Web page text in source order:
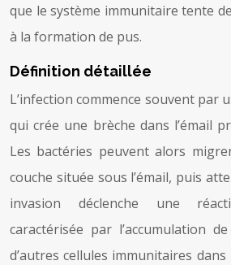
que le système immunitaire tente
à la formation de pus.
Définition détaillée
L’infection commence souvent par
qui crée une brèche dans l’émail
Les bactéries peuvent alors
couche située sous l’émail, puis
invasion déclenche une
caractérisée par l’accumulation
d’autres cellules immunitaires